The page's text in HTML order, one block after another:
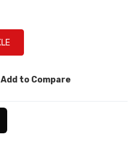
Add to Compare